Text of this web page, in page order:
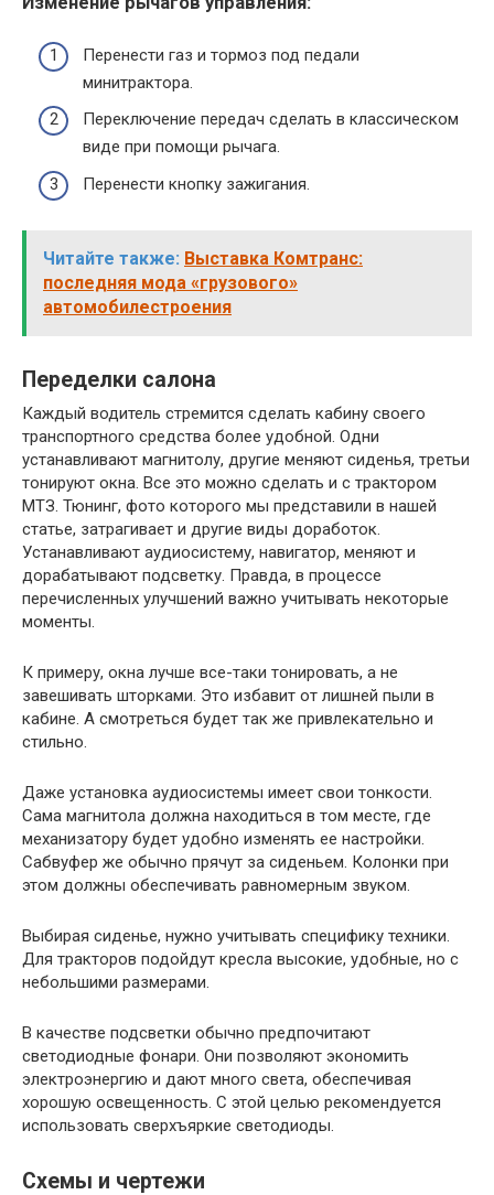
Перенести газ и тормоз под педали
минитрактора.
Переключение передач сделать в классическом
виде при помощи рычага.
Перенести кнопку зажигания.
Читайте также: Выставка Комтранс:
последняя мода «грузового»
автомобилестроения
Переделки салона
Каждый водитель стремится сделать кабину своего
транспортного средства более удобной. Одни
устанавливают магнитолу, другие меняют сиденья, третьи
тонируют окна. Все это можно сделать и с трактором
МТЗ. Тюнинг, фото которого мы представили в нашей
статье, затрагивает и другие виды доработок.
Устанавливают аудиосистему, навигатор, меняют и
дорабатывают подсветку. Правда, в процессе
перечисленных улучшений важно учитывать некоторые
моменты.
К примеру, окна лучше все-таки тонировать, а не
завешивать шторками. Это избавит от лишней пыли в
кабине. А смотреться будет так же привлекательно и
стильно.
Даже установка аудиосистемы имеет свои тонкости.
Сама магнитола должна находиться в том месте, где
механизатору будет удобно изменять ее настройки.
Сабвуфер же обычно прячут за сиденьем. Колонки при
этом должны обеспечивать равномерным звуком.
Выбирая сиденье, нужно учитывать специфику техники.
Для тракторов подойдут кресла высокие, удобные, но с
небольшими размерами.
В качестве подсветки обычно предпочитают
светодиодные фонари. Они позволяют экономить
электроэнергию и дают много света, обеспечивая
хорошую освещенность. С этой целью рекомендуется
использовать сверхъяркие светодиоды.
Схемы и чертежи